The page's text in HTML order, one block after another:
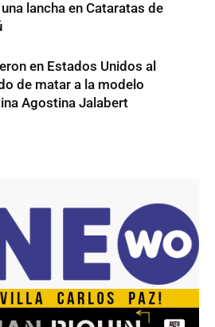
lancha en Cataratas de
en Estados Unidos al
de matar a la modelo
Agostina Jalabert